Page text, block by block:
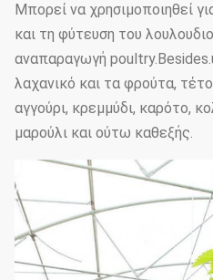
Μπορεί να χρησιμοποιηθεί
και τη φύτευση του
αναπαραγωγή
λαχανικό και τα φρούτα,
αγγούρι, κρεμμύδι, καρότο,
μαρούλι και ούτω καθεξής.